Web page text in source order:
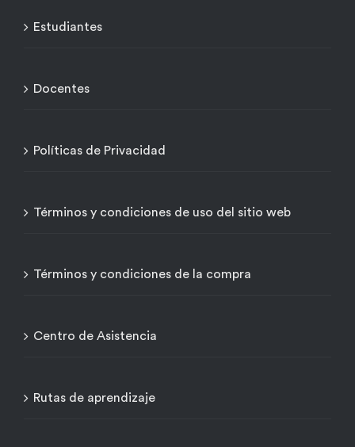
Estudiantes
Docentes
Políticas de Privacidad
Términos y condiciones de uso del sitio web
Términos y condiciones de la compra
Centro de Asistencia
Rutas de aprendizaje